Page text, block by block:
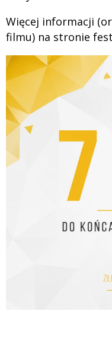
Więcej informacji
filmu) na stronie